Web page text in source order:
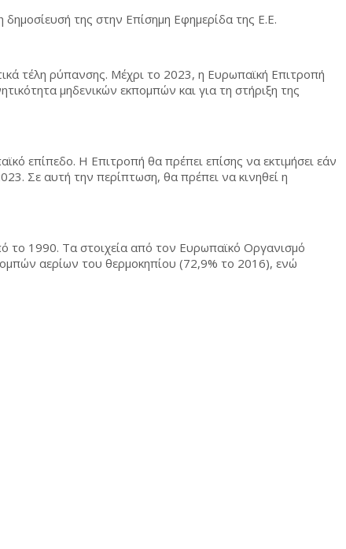
της στην Επίσημη Εφημερίδα της Ε.Ε.
τέλη ρύπανσης. Μέχρι το 2023, η Ευρωπαϊκή Επιτροπή
μηδενικών εκπομπών και για τη στήριξη της
επίπεδο. Η Επιτροπή θα πρέπει επίσης να εκτιμήσει εάν
Σε αυτή την περίπτωση, θα πρέπει να κινηθεί η
το 1990. Τα στοιχεία από τον Ευρωπαϊκό Οργανισμό
αερίων του θερμοκηπίου (72,9% το 2016), ενώ